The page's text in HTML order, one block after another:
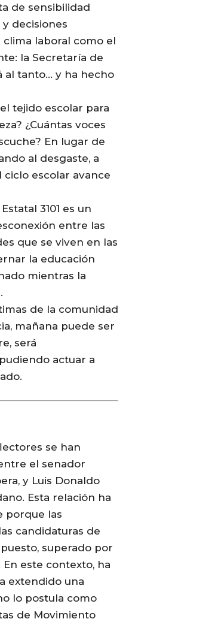
de sensibilidad
decisiones
laboral como el
la Secretaría de
al tanto… y ha hecho
tejido escolar para
¿Cuántas voces
En lugar de
al desgaste, a
ciclo escolar avance
3101 es un
entre las
que se viven en las
la educación
mientras la
de la comunidad
mañana puede ser
será
actuar a
se han
el senador
y Luis Donaldo
Esta relación ha
porque las
candidaturas de
superado por
En este contexto, ha
extendido una
lo postula como
de Movimiento